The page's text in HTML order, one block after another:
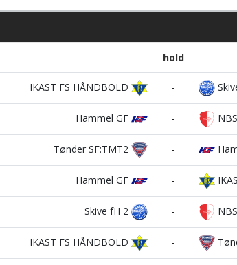
hold
IKAST FS HÅNDBOLD -
Hammel GF -
Tønder SF:TMT2 -
Hammel GF -
Skive fH 2 -
IKAST FS HÅNDBOLD -